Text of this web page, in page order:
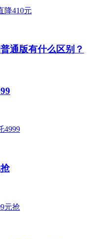
通版有什么区别？